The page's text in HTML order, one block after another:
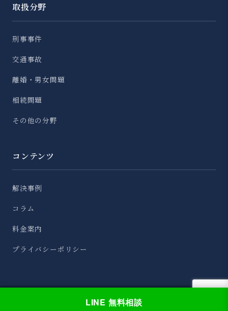
LINE 無料相談
取扱分野
刑事事件
交通事故
離婚・男女問題
相続問題
その他の分野
コンテンツ
解決事例
コラム
料金案内
プライバシーポリシー
© 2026 藤垣法律事務所 All Rights Reserved.